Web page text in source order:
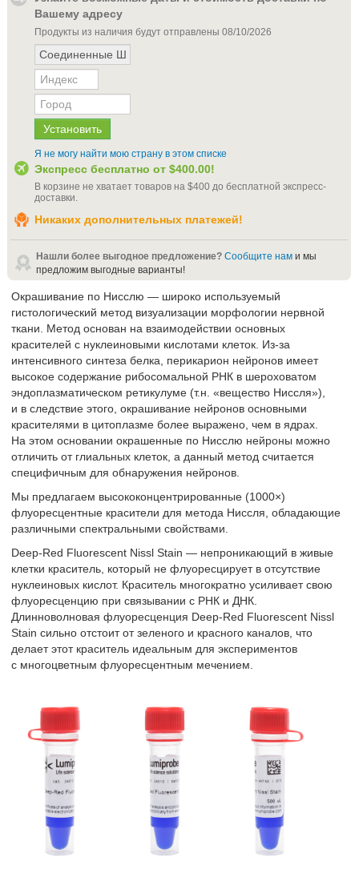
Вашему адресу
Продукты из наличия будут отправлены 08/10/2026
Я не могу найти мою страну в этом списке
Экспресс бесплатно от $400.00!
В корзине не хватает товаров на $400 до бесплатной экспресс-
доставки
Никаких дополнительных платежей!
Нашли более выгодное предложение? Сообщите нам и мы
предложим выгодные варианты!
Окрашивание по Нисслю — широко используемый
гистологический метод визуализации морфологии нервной
ткани. Метод основан на взаимодействии основных
красителей с нуклеиновыми кислотами клеток. Из-за
интенсивного синтеза белка, перикарион нейронов имеет
высокое содержание рибосомальной РНК в шероховатом
эндоплазматическом ретикулуме (т.н. «вещество Ниссля»),
и в следствие этого, окрашивание нейронов основными
красителями в цитоплазме более выражено, чем в ядрах.
На этом основании окрашенные по Нисслю нейроны можно
отличить от глиальных клеток, а данный метод считается
специфичным для обнаружения нейронов.
Мы предлагаем высококонцентрированные (1000×)
флуоресцентные красители для метода Ниссля, обладающие
различными спектральными свойствами.
Deep-Red Fluorescent Nissl Stain — непроникающий в живые
клетки краситель, который не флуоресцирует в отсутствие
нуклеиновых кислот. Краситель многократно усиливает свою
флуоресценцию при связывании с РНК и ДНК.
Длинноволновая флуоресценция Deep-Red Fluorescent Nissl
Stain сильно отстоит от зеленого и красного каналов, что
делает этот краситель идеальным для экспериментов
с многоцветным флуоресцентным мечением.